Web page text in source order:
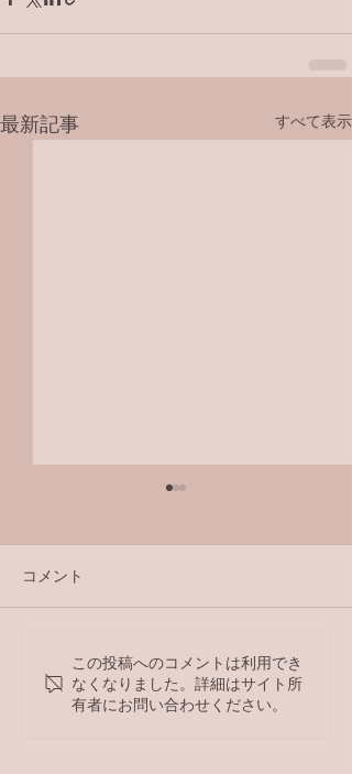
最新記事 すべて表示
【ラジオ番組】アンケー
トへの回答はこちら
コメント
この投稿へのコメントは利用でき
なくなりました。詳細はサイト所
有者にお問い合わせください。